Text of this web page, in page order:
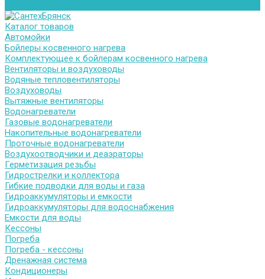
Каталог товаров
Автомойки
Бойлеры косвенного нагрева
Комплектующее к бойлерам косвенного нагрева
Вентиляторы и воздуховоды
Водяные тепловентиляторы
Воздуховоды
Вытяжные вентиляторы
Водонагреватели
Газовые водонагреватели
Накопительные водонагреватели
Проточные водонагреватели
Воздухоотводчики и деаэраторы
Герметизация резьбы
Гидрострелки и коллектора
Гибкие подводки для воды и газа
Гидроаккумуляторы и емкости
Гидроаккумуляторы для водоснабжения
Емкости для воды
Кессоны
Погреба
Погреба - кессоны
Дренажная система
Кондиционеры